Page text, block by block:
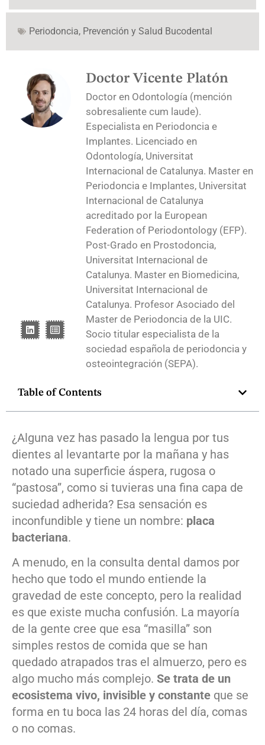
Periodoncia, Prevención y Salud Bucodental
Doctor Vicente Platón
Doctor en Odontología (mención
sobresaliente cum laude).
Especialista en Periodoncia e
Implantes. Licenciado en
Odontología, Universitat
Internacional de Catalunya. Master en
Periodoncia e Implantes, Universitat
Internacional de Catalunya
acreditado por la European
Federation of Periodontology (EFP).
Post-Grado en Prostodoncia,
Universitat Internacional de
Catalunya. Master en Biomedicina,
Universitat Internacional de
Catalunya. Profesor Asociado del
Master de Periodoncia de la UIC.
Socio titular especialista de la
sociedad española de periodoncia y
osteointegración (SEPA).
Table of Contents
¿Alguna vez has pasado la lengua por tus
dientes al levantarte por la mañana y has
notado una superficie áspera, rugosa o
“pastosa”, como si tuvieras una fina capa de
suciedad adherida? Esa sensación es
inconfundible y tiene un nombre: placa
bacteriana.
A menudo, en la consulta dental damos por
hecho que todo el mundo entiende la
gravedad de este concepto, pero la realidad
es que existe mucha confusión. La mayoría
de la gente cree que esa “masilla” son
simples restos de comida que se han
quedado atrapados tras el almuerzo, pero es
algo mucho más complejo. Se trata de un
ecosistema vivo, invisible y constante que se
forma en tu boca las 24 horas del día, comas
o no comas.